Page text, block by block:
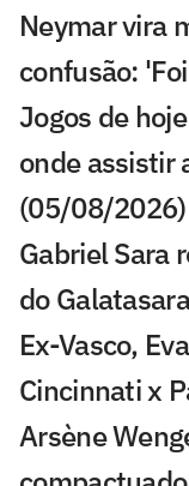
Neymar vira
confusão:
Jogos de
onde assistir
(05/08/2026)
Gabriel Sara
do
Ex-Vasco,
Cincinnati x
Arsène